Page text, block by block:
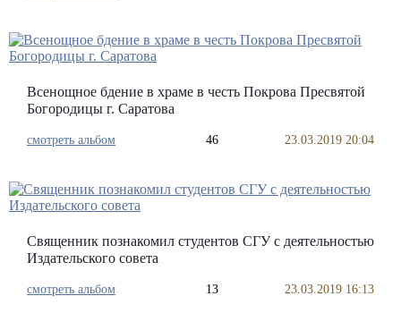
Всенощное бдение в храме в честь Покрова Пресвятой
Богородицы г. Саратова
смотреть альбом 46 23.03.2019 20:04
Священник познакомил студентов СГУ с деятельностью
Издательского совета
смотреть альбом 13 23.03.2019 16:13